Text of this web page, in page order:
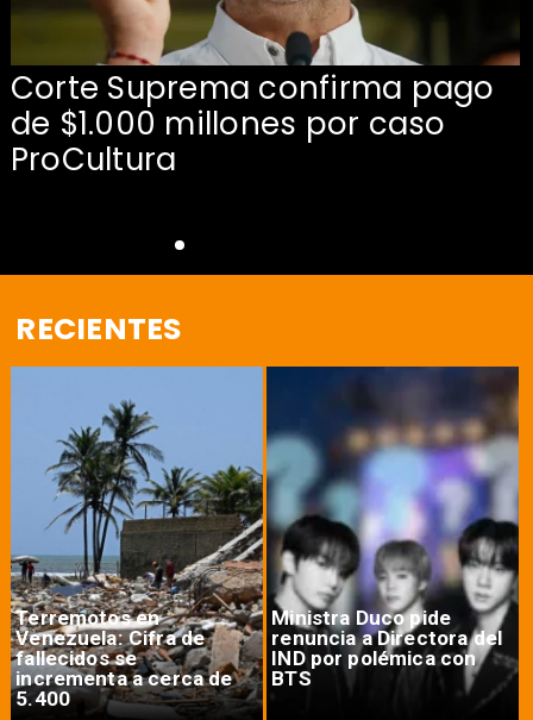
Corte Suprema confirma pago
de $1.000 millones por caso
ProCultura
RECIENTES
Terremotos en
Venezuela: Cifra de
fallecidos se
incrementa a cerca de
5.400
Ministra Duco pide
renuncia a Directora del
IND por polémica con
BTS